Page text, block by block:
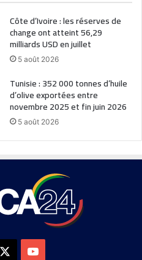
Côte d’Ivoire : les réserves de
change ont atteint 56,29
milliards USD en juillet
5 août 2026
Tunisie : 352 000 tonnes d’huile
d’olive exportées entre
novembre 2025 et fin juin 2026
5 août 2026